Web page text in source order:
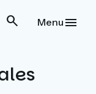
Menu